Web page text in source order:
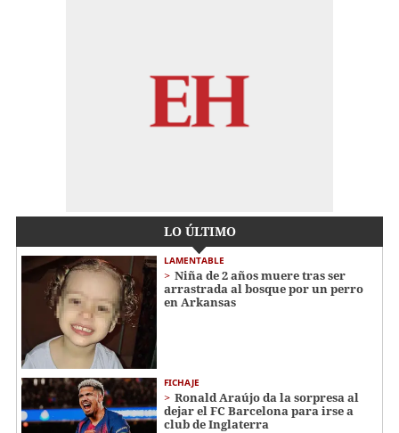
LO ÚLTIMO
LAMENTABLE
Niña de 2 años muere tras ser
arrastrada al bosque por un perro
en Arkansas
FICHAJE
Ronald Araújo da la sorpresa al
dejar el FC Barcelona para irse a
club de Inglaterra